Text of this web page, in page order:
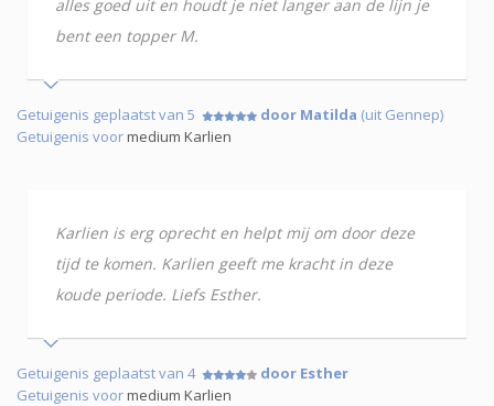
alles goed uit en houdt je niet langer aan de lijn je
bent een topper M.
Getuigenis geplaatst van 5 door Matilda (uit Gennep)
Getuigenis voormedium Karlien
Karlien is erg oprecht en helpt mij om door deze
tijd te komen. Karlien geeft me kracht in deze
koude periode. Liefs Esther.
Getuigenis geplaatst van 4
door Esther
Getuigenis voormedium Karlien